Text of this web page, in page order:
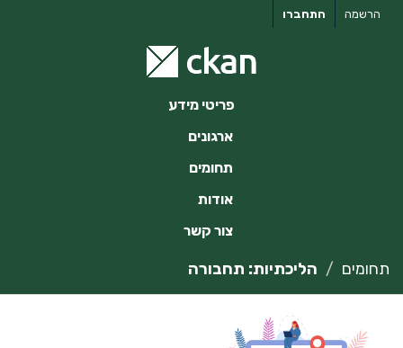
התחברו הרשמה
פריטי מידע
ארגונים
תחומים
אודות
צור קשר
תחומים הליכתיות: תחבורה